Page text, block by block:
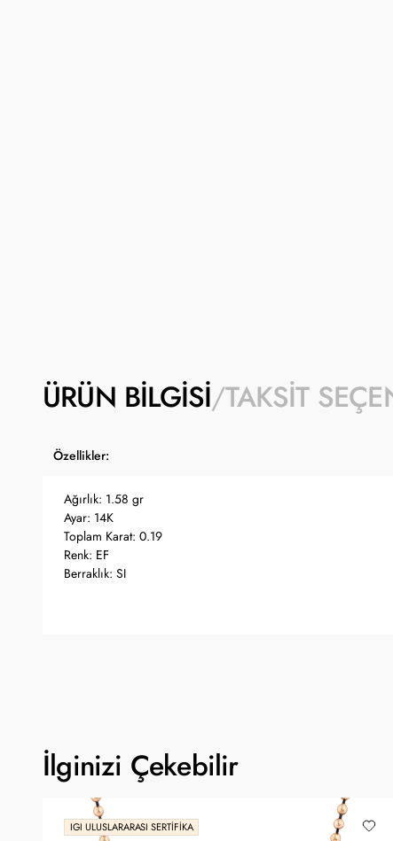
ÜRÜN BILGISI TAKSIT
Özellikler:
Ağırlık: 1.58 gr
Ayar: 14K
Toplam Karat: 0.19
Renk: EF
Berraklık: SI
İlginizi Çekebilir
IGI ULUSLARARASI SERTIFIKA